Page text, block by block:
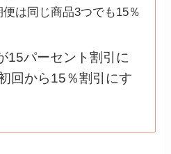
は同じ商品3つでも15％
15パーセント割引に
回から15％割引にす